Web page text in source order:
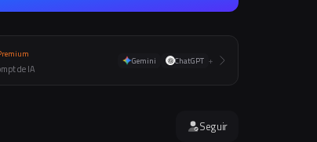
de IA
Gemini ChatGPT +
Seguir